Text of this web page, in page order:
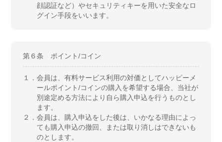
顔認証など）やセキュリティキーを用いた安全なロ
グイン手段をいいます。
第６条 ポイント/コイン
１．会員は、有料サービス利用の対価としてハッピーメ
ールポイント/コインの購入を希望する場合、当社が
別途定める方法により自ら購入申込を行うものとし
ます。
２．会員は、購入申込をした後は、いかなる理由によっ
ても購入申込の撤回、または取り消しはできないも
のとします。